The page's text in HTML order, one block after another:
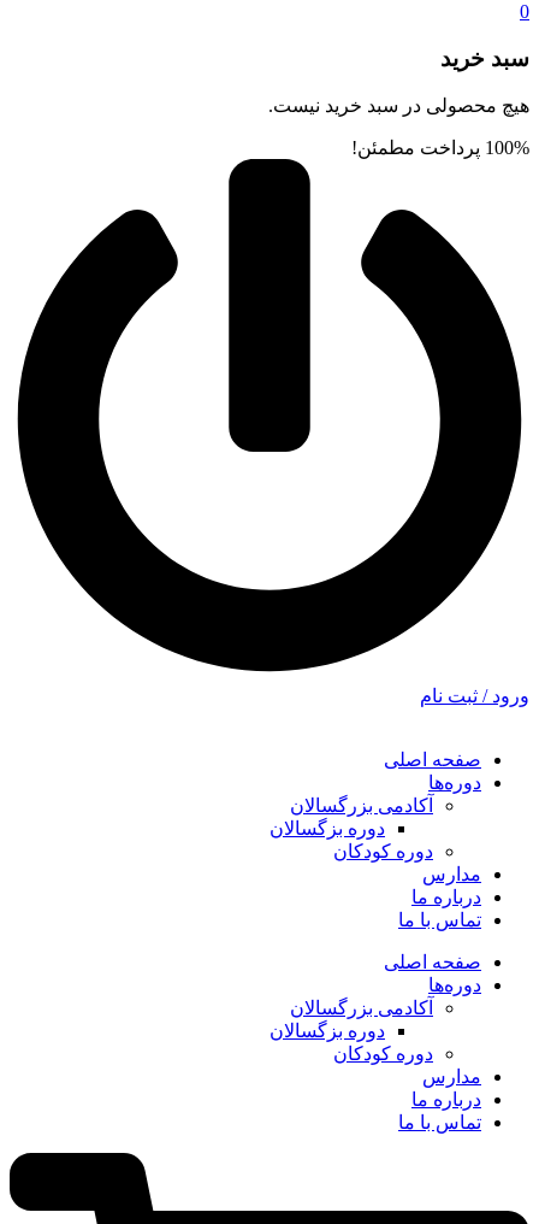
0
سبد خرید
هیچ محصولی در سبد خرید نیست.
100% پرداخت مطمئن!
ورود / ثبت نام
صفحه اصلی
دوره‌ها
آکادمی بزرگسالان
دوره بزگسالان
دوره کودکان
مدارس
درباره ما
تماس با ما
صفحه اصلی
دوره‌ها
آکادمی بزرگسالان
دوره بزگسالان
دوره کودکان
مدارس
درباره ما
تماس با ما